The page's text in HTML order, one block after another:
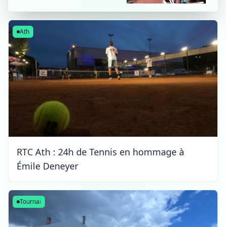
Ath
RTC Ath : 24h de Tennis en hommage à
Émile Deneyer
Tournai